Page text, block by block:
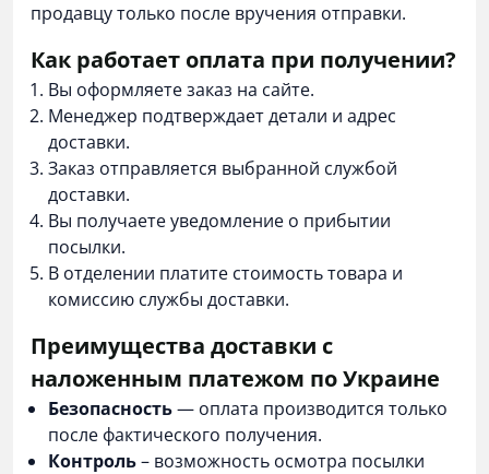
продавцу только после вручения отправки.
Как работает оплата при получении?
Вы оформляете заказ на сайте.
Менеджер подтверждает детали и адрес
доставки.
Заказ отправляется выбранной службой
доставки.
Вы получаете уведомление о прибытии
посылки.
В отделении платите стоимость товара и
комиссию службы доставки.
Преимущества доставки с
наложенным платежом по Украине
Безопасность— оплата производится только
после фактического получения.
Контроль– возможность осмотра посылки